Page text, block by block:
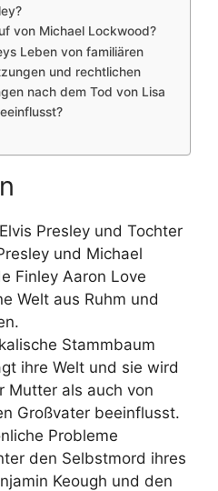
von Michael Lockwood?
Leben von familiären
und rechtlichen
nach dem Tod von Lisa
Presley und Tochter
und Michael
Finley Aaron Love
Welt aus Ruhm und
Stammbaum
ihre Welt und sie wird
Mutter als auch von
Großvater beeinflusst.
Probleme
den Selbstmord ihres
Keough und den